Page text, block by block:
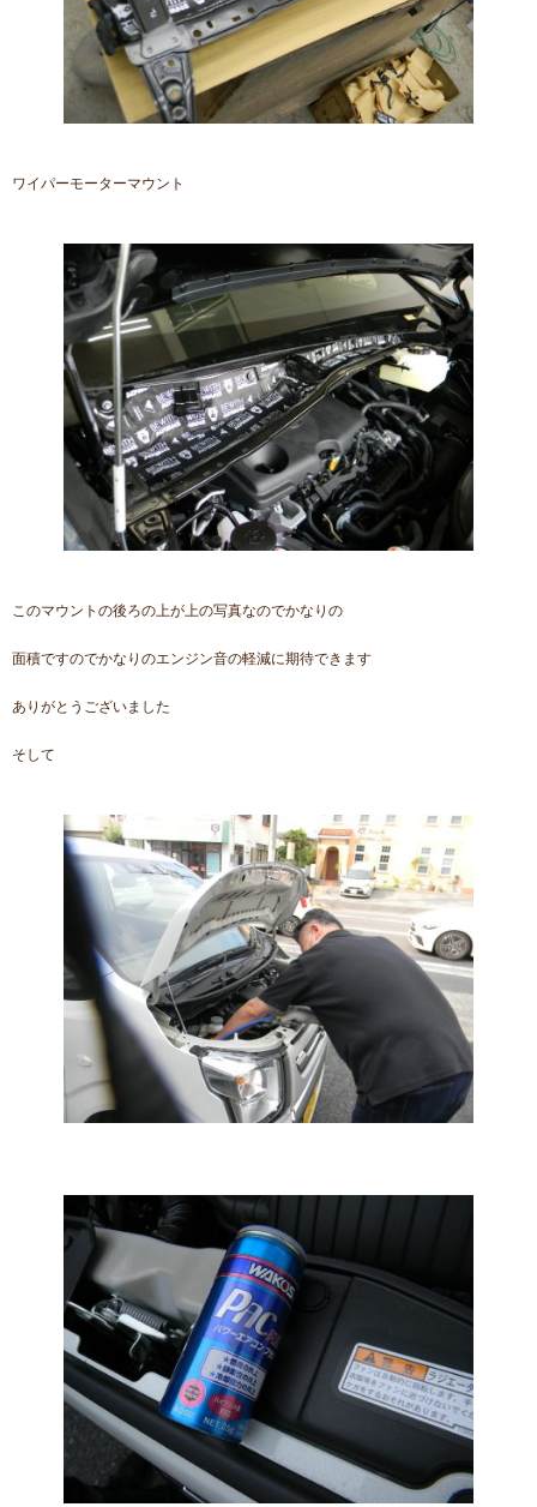
ワイパーモーターマウント
このマウントの後ろの上が上の写真なのでかなりの
面積ですのでかなりのエンジン音の軽減に期待できます
ありがとうございました
そして